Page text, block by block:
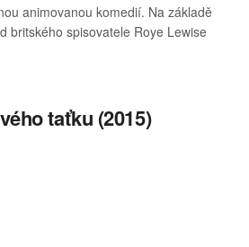
animovanou komedií. Na základě
britského spisovatele Roye Lewise
taťku (2015)